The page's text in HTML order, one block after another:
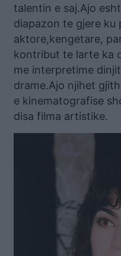
talentin e saj.Ajo
diapazon te gjere ku
aktore,kengetare,
kontribut te larte ka
me interpretime
drame.Ajo njihet
e kinematografise
disa filma artistike.